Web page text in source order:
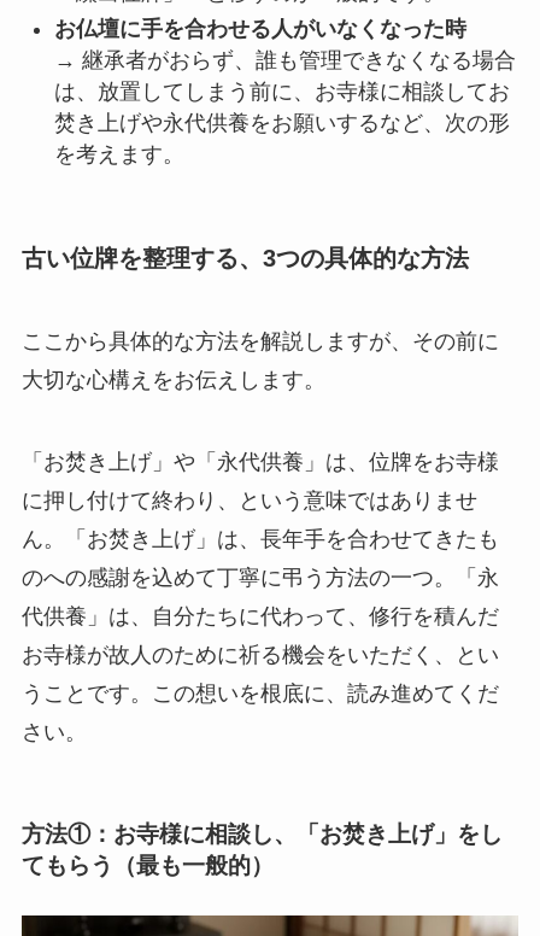
お仏壇に手を合わせる人がいなくなった時
→ 継承者がおらず、誰も管理できなくなる場合
は、放置してしまう前に、お寺様に相談してお
焚き上げや永代供養をお願いするなど、次の形
を考えます。
古い位牌を整理する、3つの具体的な方法
ここから具体的な方法を解説しますが、その前に
大切な心構えをお伝えします。
「お焚き上げ」や「永代供養」は、位牌をお寺様
に押し付けて終わり、という意味ではありませ
ん。「お焚き上げ」は、長年手を合わせてきたも
のへの感謝を込めて丁寧に弔う方法の一つ。「永
代供養」は、自分たちに代わって、修行を積んだ
お寺様が故人のために祈る機会をいただく、とい
うことです。この想いを根底に、読み進めてくだ
さい。
方法①：お寺様に相談し、「お焚き上げ」をし
てもらう（最も一般的）